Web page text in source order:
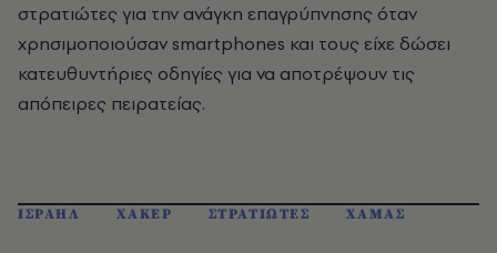
στρατιώτες για την ανάγκη επαγρύπνησης όταν
χρησιμοποιούσαν smartphones και τους είχε δώσει
κατευθυντήριες οδηγίες για να αποτρέψουν τις
απόπειρες πειρατείας.
ΙΣΡΑΗΛ ΧΑΚΕΡ ΣΤΡΑΤΙΩΤΕΣ ΧΑΜΑΣ